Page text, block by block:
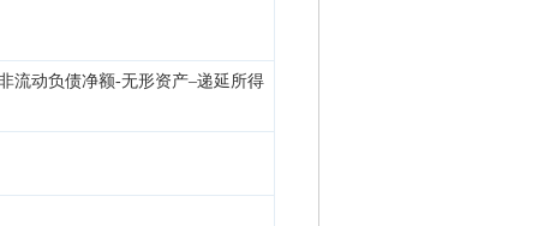
流动负债净额-无形资产–递延所得